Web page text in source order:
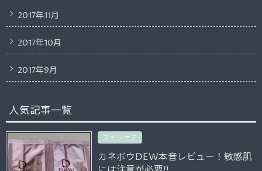
2017年11月
2017年10月
2017年9月
人気記事一覧
スキンケア
カネボウDEW本音レビュー！敏感肌